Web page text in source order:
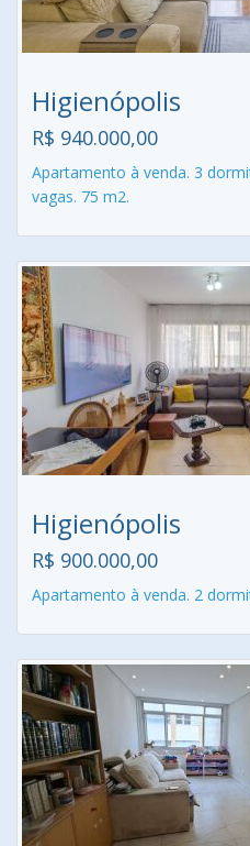
Higienópolis
R$ 940.000,00
Apartamento à venda. 3
vagas. 75 m2.
Higienópolis
R$ 900.000,00
Apartamento à venda. 2